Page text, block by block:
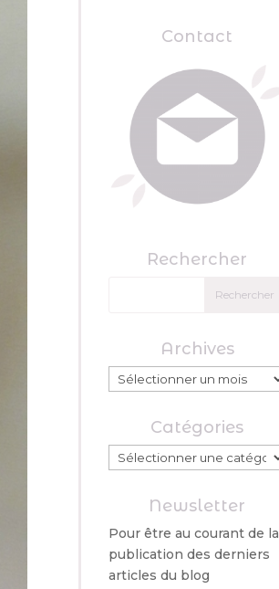
Contact
Rechercher
Archives
Archives
Catégories
Catégories
Newsletter
Pour être au courant de la
publication des derniers
articles du blog